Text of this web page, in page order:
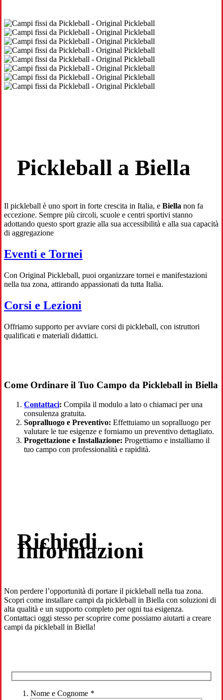
Pickleball a Biella
Il pickleball è uno sport in forte crescita in Italia, e Biella non fa
eccezione. Sempre più circoli, scuole e centri sportivi stanno
adottando questo sport grazie alla sua accessibilità e alla sua capacità
di aggregazione
Eventi e Tornei
Con Original Pickleball, puoi organizzare tornei e manifestazioni
nella tua zona, attirando appassionati da tutta Italia.
Corsi e Lezioni
Offriamo supporto per avviare corsi di pickleball, con istruttori
qualificati e materiali didattici.
Come Ordinare il Tuo Campo da Pickleball in Biella
Contattaci: Compila il modulo a lato o chiamaci per una
consulenza gratuita.
Sopralluogo e Preventivo: Effettuiamo un sopralluogo per
valutare le tue esigenze e forniamo un preventivo dettagliato.
Progettazione e Installazione: Progettiamo e installiamo il
tuo campo con professionalità e rapidità.
Richiedi
Informazioni
Non perdere l’opportunità di portare il pickleball nella tua zona.
Scopri come installare campi da pickleball in Biella con soluzioni di
alta qualità e un supporto completo per ogni tua esigenza.
Contattaci oggi stesso per scoprire come possiamo aiutarti a creare
campi da pickleball in Biella!
Nome e Cognome *